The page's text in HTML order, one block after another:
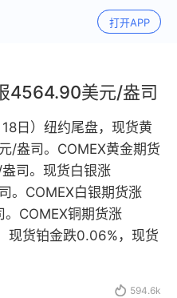
打开APP
4564.90美元/盎司
日）纽约尾盘，现货黄
/盎司。COMEX黄金期货
司。现货白银涨
。COMEX白银期货涨
COMEX铜期货涨
现货铂金跌0.06%，现货
 594.6k